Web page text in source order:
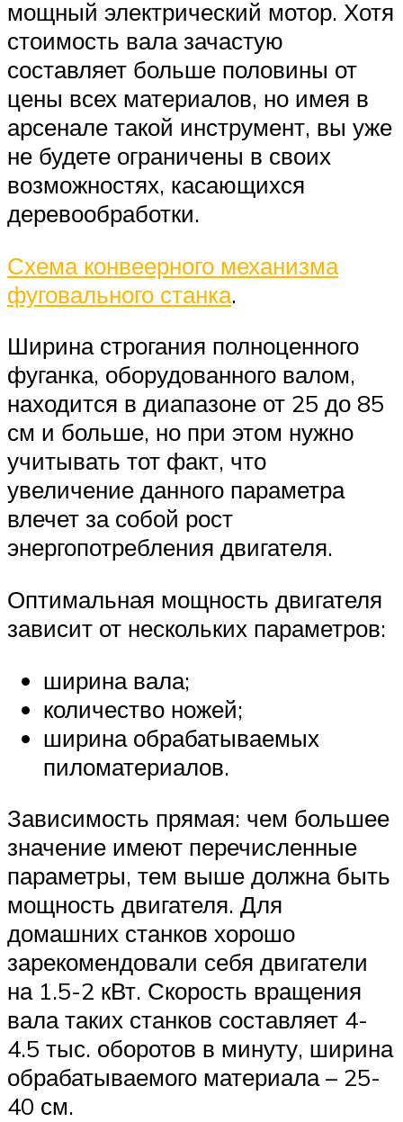
мощный электрический мотор. Хотя
стоимость вала зачастую
составляет больше половины от
цены всех материалов, но имея в
арсенале такой инструмент, вы уже
не будете ограничены в своих
возможностях, касающихся
деревообработки.
Схема конвеерного механизма
фуговального станка.
Ширина строгания полноценного
фуганка, оборудованного валом,
находится в диапазоне от 25 до 85
см и больше, но при этом нужно
учитывать тот факт, что
увеличение данного параметра
влечет за собой рост
энергопотребления двигателя.
Оптимальная мощность двигателя
зависит от нескольких параметров:
ширина вала;
количество ножей;
ширина обрабатываемых
пиломатериалов.
Зависимость прямая: чем большее
значение имеют перечисленные
параметры, тем выше должна быть
мощность двигателя. Для
домашних станков хорошо
зарекомендовали себя двигатели
на 1.5-2 кВт. Скорость вращения
вала таких станков составляет 4-
4.5 тыс. оборотов в минуту, ширина
обрабатываемого материала – 25-
40 см.